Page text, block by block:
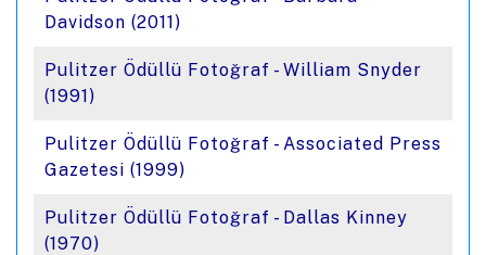
Davidson (2011)
Pulitzer Ödüllü Fotoğraf - William Snyder
(1991)
Pulitzer Ödüllü Fotoğraf - Associated Press
Gazetesi (1999)
Pulitzer Ödüllü Fotoğraf - Dallas Kinney
(1970)